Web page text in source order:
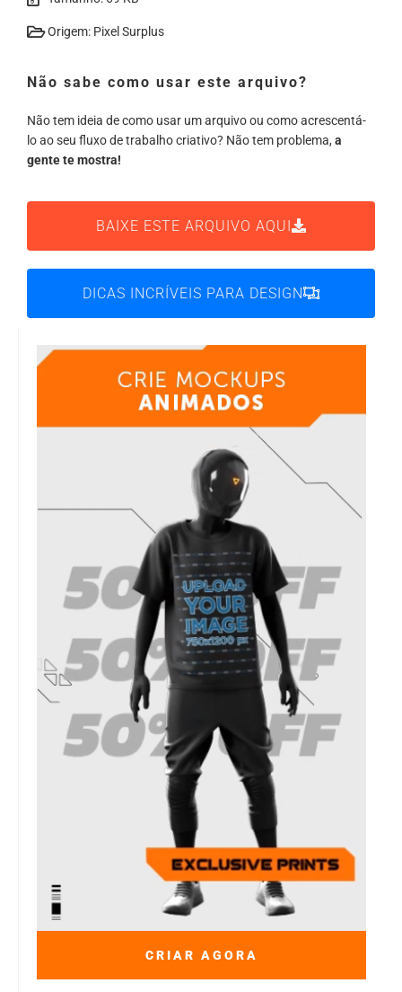
Origem: Pixel Surplus
Não sabe como usar este arquivo?
Não tem ideia de como usar um arquivo ou como acrescentá-
lo ao seu fluxo de trabalho criativo? Não tem problema, a
gente te mostra!
BAIXE ESTE ARQUIVO AQUI
DICAS INCRÍVEIS PARA DESIGN
CRIAR AGORA